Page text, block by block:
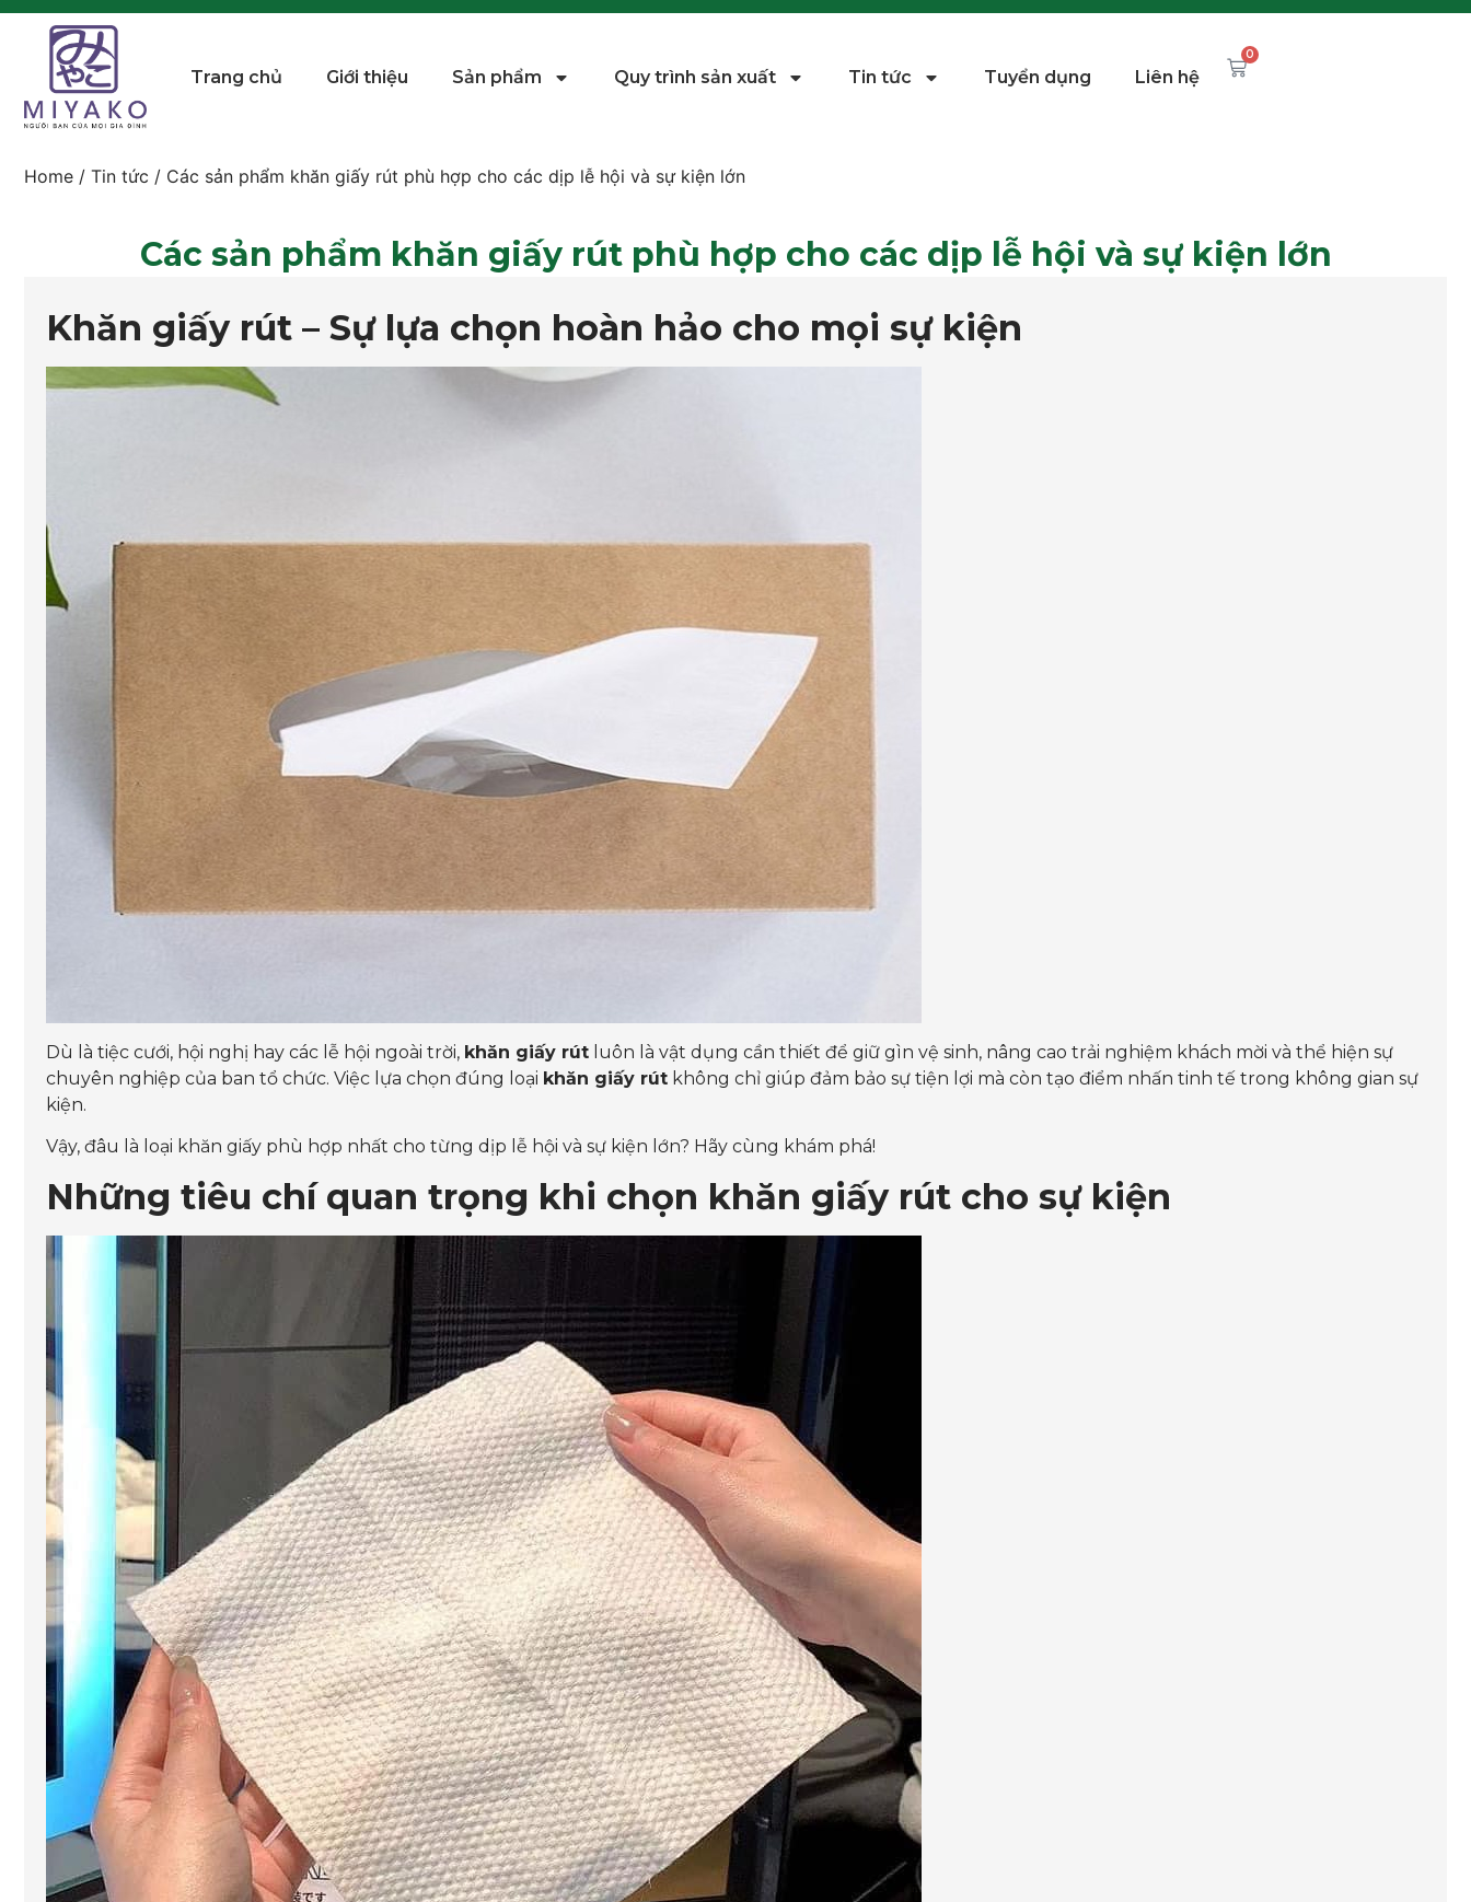
Trang chủ Giới thiệu Sản phẩm Quy trình sản xuất Tin tức Tuyển dụng Liên hệ
0
Home / Tin tức / Các sản phẩm khăn giấy rút phù hợp cho các dịp lễ hội và sự kiện lớn
Các sản phẩm khăn giấy rút phù hợp cho các dịp lễ hội và sự kiện lớn
Khăn giấy rút – Sự lựa chọn hoàn hảo cho mọi sự kiện
Dù là tiệc cưới, hội nghị hay các lễ hội ngoài trời, khăn giấy rút luôn là vật dụng cần thiết để giữ gìn vệ sinh, nâng cao trải nghiệm khách mời và thể hiện sự
chuyên nghiệp của ban tổ chức. Việc lựa chọn đúng loại khăn giấy rút không chỉ giúp đảm bảo sự tiện lợi mà còn tạo điểm nhấn tinh tế trong không gian sự
kiện.
Vậy, đâu là loại khăn giấy phù hợp nhất cho từng dịp lễ hội và sự kiện lớn? Hãy cùng khám phá!
Những tiêu chí quan trọng khi chọn khăn giấy rút cho sự kiện